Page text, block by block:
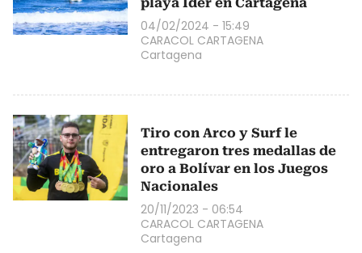
04/02/2024 - 15:49
CARACOL CARTAGENA
Cartagena
Tiro con Arco y Surf le
entregaron tres medallas de
oro a Bolívar en los Juegos
Nacionales
20/11/2023 - 06:54
CARACOL CARTAGENA
Cartagena